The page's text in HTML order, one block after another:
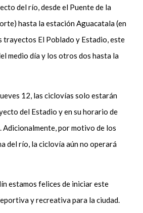
del río, desde el Puente de la
hasta la estación Aguacatala (en
trayectos El Poblado y Estadio, este
medio día y los otros dos hasta la
12, las ciclovías solo estarán
del Estadio y en su horario de
Adicionalmente, por motivo de los
del río, la ciclovía aún no operará
estamos felices de iniciar este
y recreativa para la ciudad.